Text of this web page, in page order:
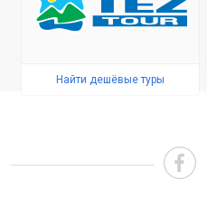
Найти дешёвые туры